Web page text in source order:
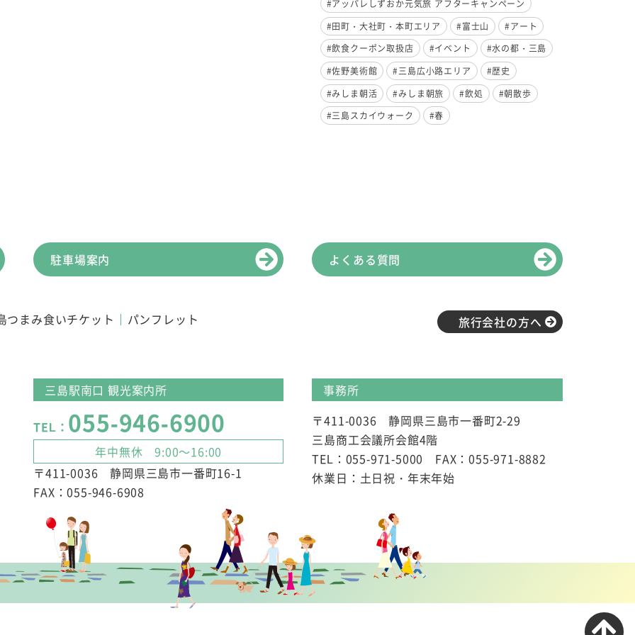
#アッパレしずおか元気旅 アフターキャンペーン
#田町・大社町・本町エリア
#富士山
#アート
#飲食クーポン取扱店
#イベント
#水の都・三島
#佐野美術館
#三島広小路エリア
#歴史
#みしま朝活
#みしま朝旅 #飲処
#朝散歩
#三島スカイウォーク
#春
駐車場案内 よくある質問
つまみ食いチケット パンフレット 旅行会社の方へ
三島駅南口 観光案内所
TEL： 055-946-6900
年中無休 9:00～16:00
〒411-0036 静岡県三島市一番町16-1
FAX：055-946-6908
事務所
〒411-0036 静岡県三島市一番町2-29
三島商工会議所会館4階
TEL：055-971-5000 FAX：055-971-8882
休業日：土日祝・年末年始